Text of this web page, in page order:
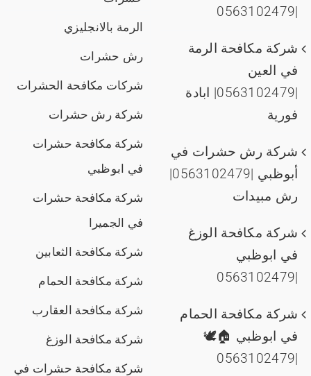
|0563102479
شركة مكافحة الرمة
في العين
|0563102479| ابادة
فورية
شركة رش حشرات في
أبوظبي |0563102479|
رش مبيدات
شركة مكافحة الوزغ
في ابوظبي
|0563102479
شركة مكافحة الحمام
في ابوظبي 🏠🕊️
|0563102479
الرمة بالانجليزي
رش حشرات
شركات مكافحة الحشرات
شركة رش حشرات
شركة مكافحة حشرات
في ابوظبي
شركة مكافحة حشرات
في الجميرا
شركة مكافحة الثعابين
شركة مكافحة الحمام
شركة مكافحة العقارب
شركة مكافحة الوزغ
شركة مكافحة حشرات في